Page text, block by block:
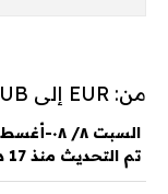
من: EUR إلى RUB
السبت ٨/ ٠٨-أغسطس/٢٠٢٦
تم التحديث منذ 17 دقيقة و 40 ثانية